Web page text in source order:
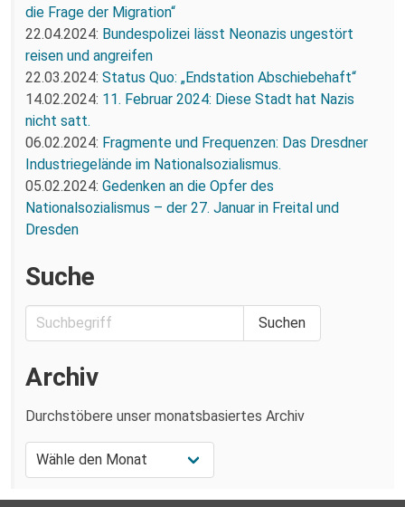
die Frage der Migration“
22.04.2024: Bundespolizei lässt Neonazis ungestört
reisen und angreifen
22.03.2024: Status Quo: „Endstation Abschiebehaft“
14.02.2024: 11. Februar 2024: Diese Stadt hat Nazis
nicht satt.
06.02.2024: Fragmente und Frequenzen: Das Dresdner
Industriegelände im Nationalsozialismus.
05.02.2024: Gedenken an die Opfer des
Nationalsozialismus – der 27. Januar in Freital und
Dresden
Suche
Archiv
Durchstöbere unser monatsbasiertes Archiv